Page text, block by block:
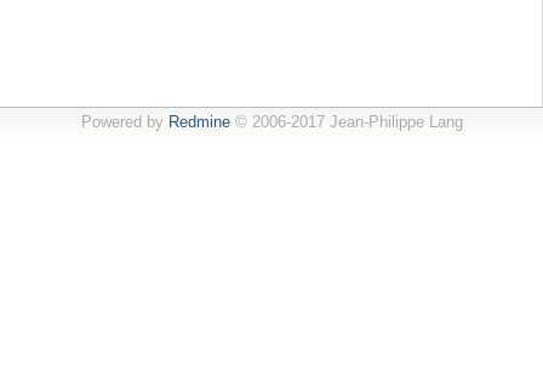
Powered by Redmine© 2006-2017 Jean-Philippe Lang